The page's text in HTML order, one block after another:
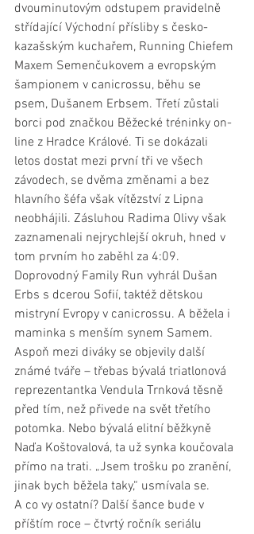
dvouminutovým odstupem pravidelně
střídající Východní přísliby s česko-
kazašským kuchařem, Running Chiefem
Maxem Semenčukovem a evropským
šampionem v canicrossu, běhu se
psem, Dušanem Erbsem. Třetí zůstali
borci pod značkou Běžecké tréninky on-
line z Hradce Králové. Ti se dokázali
letos dostat mezi první tři ve všech
závodech, se dvěma změnami a bez
hlavního šéfa však vítězství z Lipna
neobhájili. Zásluhou Radima Olivy však
zaznamenali nejrychlejší okruh, hned v
tom prvním ho zaběhl za 4:09.
Doprovodný Family Run vyhrál Dušan
Erbs s dcerou Sofií, taktéž dětskou
mistryní Evropy v canicrossu. A běžela i
maminka s menším synem Samem.
Aspoň mezi diváky se objevily další
známé tváře – třebas bývalá triatlonová
reprezentantka Vendula Trnková těsně
před tím, než přivede na svět třetího
potomka. Nebo bývalá elitní běžkyně
Naďa Koštovalová, ta už synka koučovala
přímo na trati. „Jsem trošku po zranění,
jinak bych běžela taky,“ usmívala se.
A co vy ostatní? Další šance bude v
příštím roce – čtvrtý ročník seriálu